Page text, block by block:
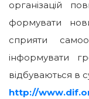
організацій
формувати
сприяти
інформувати
відбуваються в
http://